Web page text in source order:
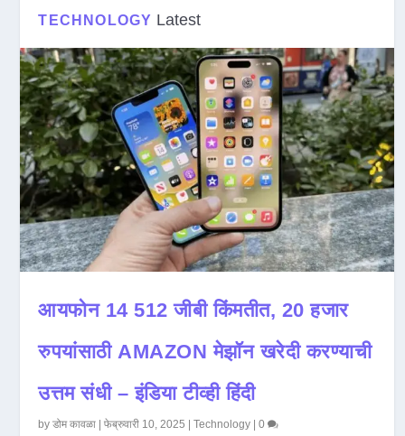
TECHNOLOGY Latest
आयफोन 14 512 जीबी किंमतीत, 20 हजार
रुपयांसाठी AMAZON मेझॉन खरेदी करण्याची
उत्तम संधी – इंडिया टीव्ही हिंदी
byडोम कावळा |फेब्रुवारी 10, 2025 |Technology |0